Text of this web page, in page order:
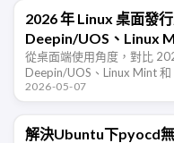
2026 年 Linux 桌面發
Deepin/UOS、Linux
從桌面端使用角度，對比
Deepin/UOS、Linux Mint
態、新技術支援和適合人群。
2026-05-07
解決Ubuntu下pyocd